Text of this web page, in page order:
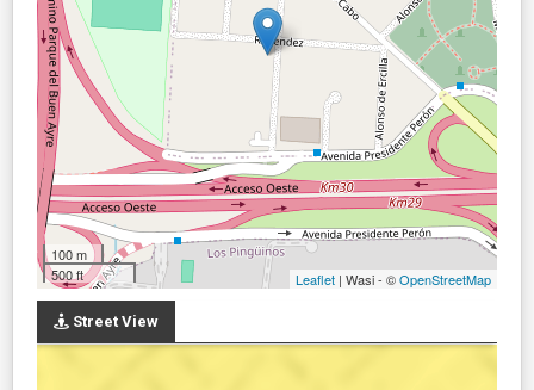
100 m
500 ft
Leaflet | Wasi - ©OpenStreetMap
Street View